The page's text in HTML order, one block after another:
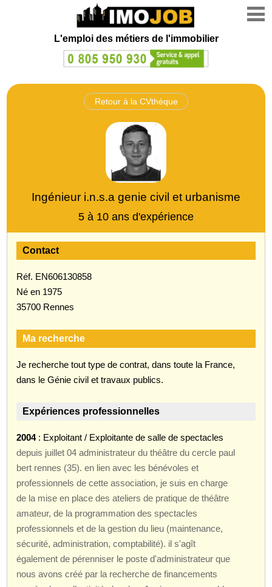
L'emploi des métiers de l'immobilier
Retour à la CVthèque
Ingénieur i.n.s.a genie civil et urbanisme
5 à 10 ans d'expérience
Contact
Réf. EN606130858
Né en 1975
35700 Rennes
Ma recherche
Je recherche tout type de contrat, dans toute la France,
dans le Génie civil et travaux publics.
Expériences professionnelles
2004: Exploitant / Exploitante de salle de spectacles
depuis juillet 04 administrateur du théâtre du cercle paul
bert rennes (35). en lien avec les bénévoles et
professionnels de cette association, je suis en charge
de la mise en place des ateliers de pratique de théâtre
amateur, de la programmation des spectacles
professionnels et de la gestion du lieu (maintenance,
sécurité, administration, comptabilité). il s'agît
également de pérenniser le poste d'administrateur que
nous avons créé par la recherche de financements